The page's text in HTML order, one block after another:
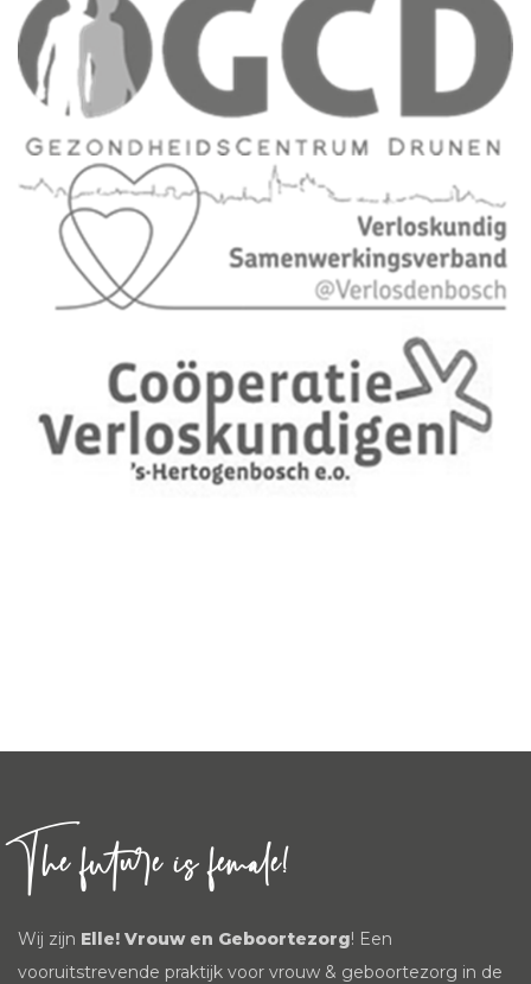
The future is female!
Wij zijn Elle! Vrouw en Geboortezorg! Een
vooruitstrevende praktijk voor vrouw & geboortezorg in de